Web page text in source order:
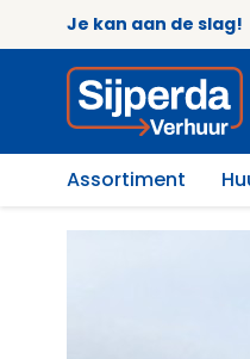
Je kan aan de slag!
Assortiment